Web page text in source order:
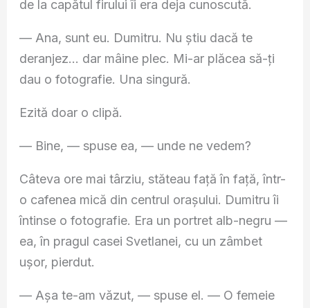
de la capătul firului îi era deja cunoscută.
— Ana, sunt eu. Dumitru. Nu știu dacă te
deranjez… dar mâine plec. Mi-ar plăcea să-ți
dau o fotografie. Una singură.
Ezită doar o clipă.
— Bine, — spuse ea, — unde ne vedem?
Câteva ore mai târziu, stăteau față în față, într-
o cafenea mică din centrul orașului. Dumitru îi
întinse o fotografie. Era un portret alb-negru —
ea, în pragul casei Svetlanei, cu un zâmbet
ușor, pierdut.
— Așa te-am văzut, — spuse el. — O femeie